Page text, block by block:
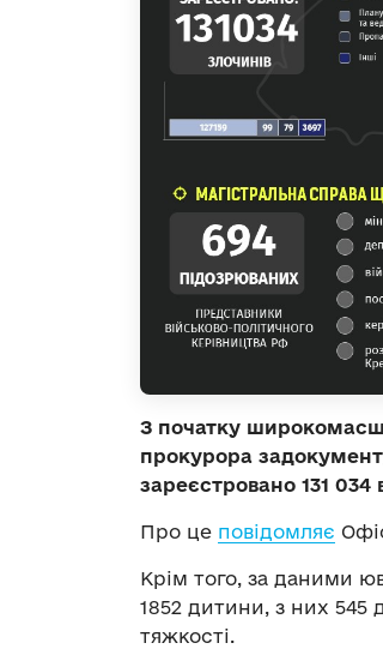
З початку
прокурора
зареєстровано 131 034
Про це повідомляє
Крім того, за даними
1852 дитини, з них 545
тяжкості.